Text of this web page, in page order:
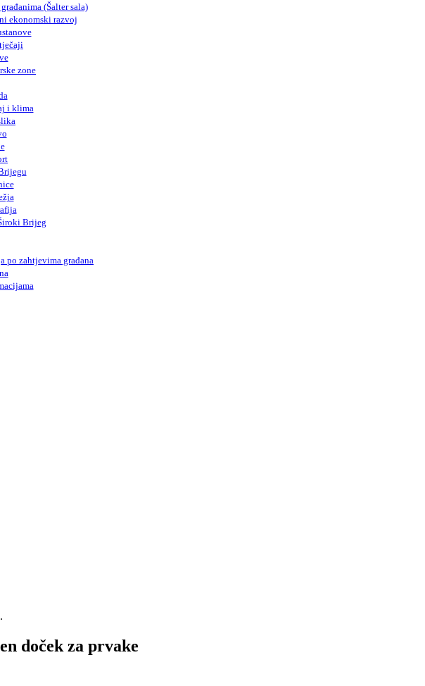
(Šalter sala)
ekonomski razvoj
zone
i klima
Brijeg
po zahtjevima građana
doček za prvake